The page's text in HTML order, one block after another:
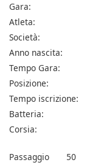
Gara:
Atleta:
Società:
Anno nascita:
Tempo Gara:
Posizione:
Tempo iscrizione:
Batteria:
Corsia:
Passaggio 50